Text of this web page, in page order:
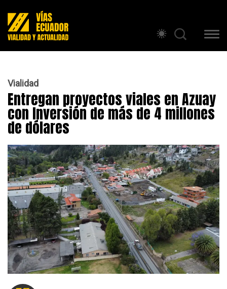
Vialidad
Entregan proyectos viales en Azuay
con Inversión de más de 4 millones
de dólares